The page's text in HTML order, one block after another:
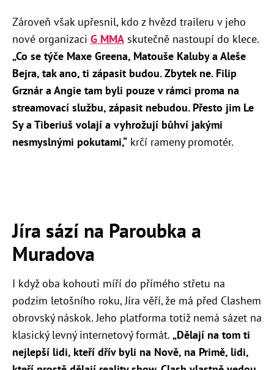
Zároveň však upřesnil, kdo z hvězd traileru v jeho
nové organizaci G MMA skutečně nastoupí do klece.
„Co se týče Maxe Greena, Matouše Kaluby a Aleše
Bejra, tak ano, ti zápasit budou. Zbytek ne. Filip
Grznár a Angie tam byli pouze v rámci proma na
streamovací službu, zápasit nebudou. Přesto jim Le
Sy a Tiberiuš volají a vyhrožují bůhví jakými
nesmyslnými pokutami,“ krčí rameny promotér.
Jíra sází na Paroubka a
Muradova
I když oba kohouti míří do přímého střetu na
podzim letošního roku, Jíra věří, že má před Clashem
obrovský náskok. Jeho platforma totiž nemá sázet na
klasický levný internetový formát. „Dělají na tom ti
nejlepší lidi, kteří dřív byli na Nově, na Primě, lidi,